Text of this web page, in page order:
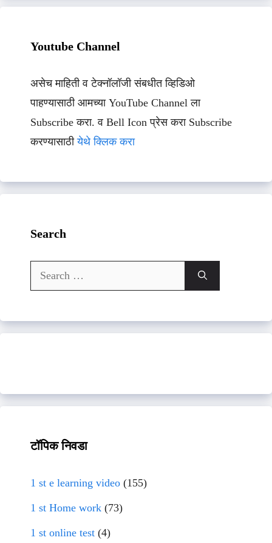
Youtube Channel
असेच माहिती व टेक्नॉलॉजी संबधीत व्हिडिओ
पाहण्यासाठी आमच्या YouTube Channel ला
Subscribe करा. व Bell Icon प्रेस करा Subscribe
करण्यासाठीयेथे क्लिक करा
Search
Search
for:
टॉपिक निवडा
1 st e learning video (155)
1 st Home work (73)
1 st online test (4)